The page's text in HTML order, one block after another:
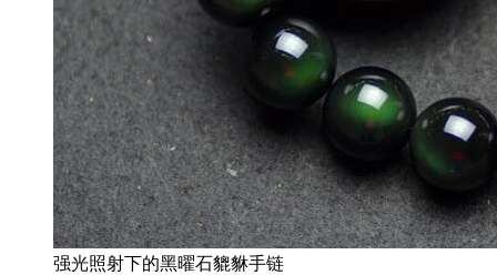
强光照射下的黑曜石貔貅手链